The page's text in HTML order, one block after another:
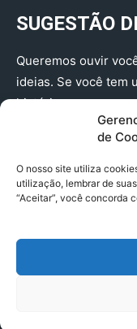
de
O nosso site utiliza
utilização, lembrar de
“Aceitar”, você concorda
SUGESTÃO
Queremos ouvir
ideias. Se você tem
história que merece
(91) 98224 -
© 2025 A Província
Trav. Quintino
2701-